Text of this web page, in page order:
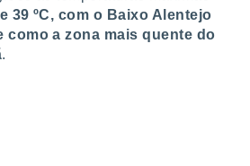
39 ºC, com o Baixo Alentejo
como a zona mais quente do
.